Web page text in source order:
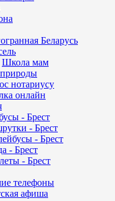
Беларусь
Школа мам
нотариусу
онлайн
- Брест
- Брест
- Брест
- Брест
- Брест
телефоны
афиша